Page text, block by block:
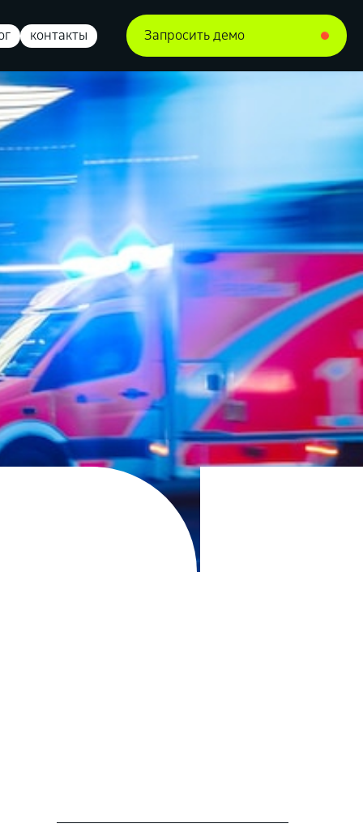
контакты Запросить демо